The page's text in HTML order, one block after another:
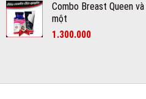
Combo Breast Queen
một
1.300.000